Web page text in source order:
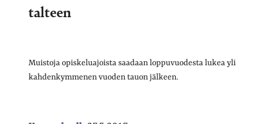
talteen
Muistoja opiskeluajoista saadaan loppuvuodesta lukea yli
kahdenkymmenen vuoden tauon jälkeen.